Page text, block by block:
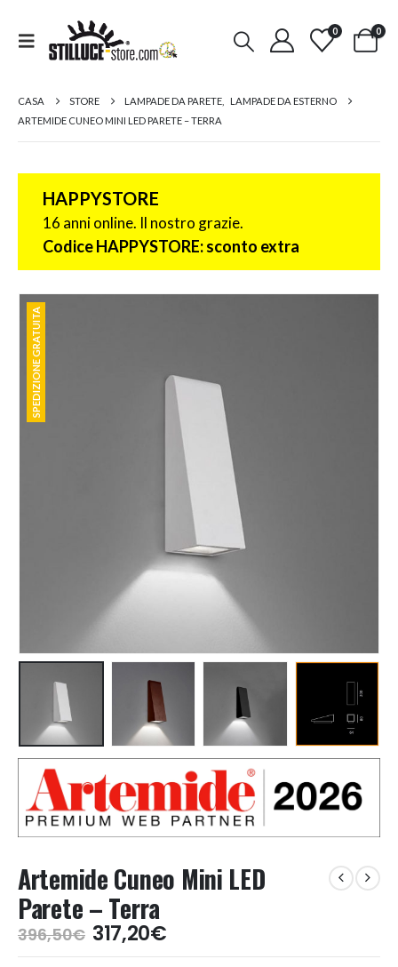
0 0
CASA STORE LAMPADE DA PARETE
LAMPADE DA ESTERNO
ARTEMIDE CUNEO MINI LED PARETE – TERRA
HAPPYSTORE
16 anni online. Il nostro grazie.
Codice HAPPYSTORE: sconto extra
SPEDIZIONE GRATUITA
SPEDIZIONE GRATUITA
Artemide Cuneo Mini LED
Parete – Terra
396,50€ Il
prezzo
317,20€Il
prezzo